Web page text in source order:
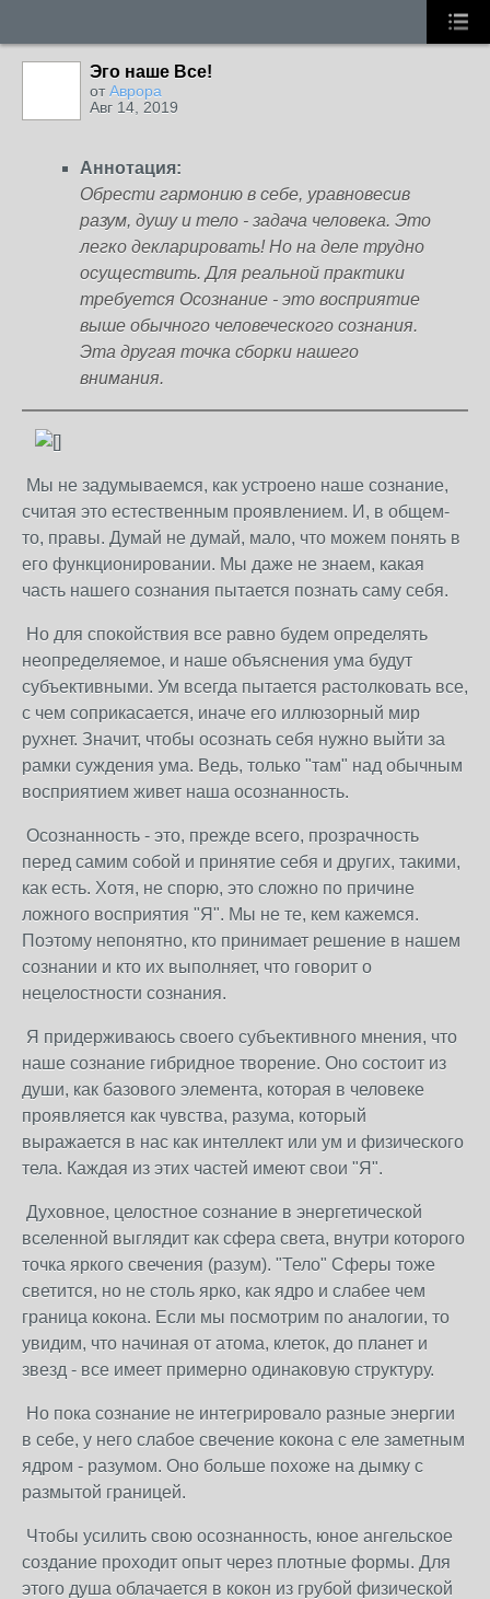
Эго наше Все!
отАврора
Авг 14, 2019
Аннотация:
Обрести гармонию в себе, уравновесив
разум, душу и тело - задача человека. Это
легко декларировать! Но на деле трудно
осуществить. Для реальной практики
требуется Осознание - это восприятие
выше обычного человеческого сознания.
Эта другая точка сборки нашего
внимания.
Мы не задумываемся, как устроено наше сознание,
считая это естественным проявлением. И, в общем-
то, правы. Думай не думай, мало, что можем понять в
его функционировании. Мы даже не знаем, какая
часть нашего сознания пытается познать саму себя.
Но для спокойствия все равно будем определять
неопределяемое, и наше объяснения ума будут
субъективными. Ум всегда пытается растолковать все,
с чем соприкасается, иначе его иллюзорный мир
рухнет. Значит, чтобы осознать себя нужно выйти за
рамки суждения ума. Ведь, только "там" над обычным
восприятием живет наша осознанность.
Осознанность - это, прежде всего, прозрачность
перед самим собой и принятие себя и других, такими,
как есть. Хотя, не спорю, это сложно по причине
ложного восприятия "Я". Мы не те, кем кажемся.
Поэтому непонятно, кто принимает решение в нашем
сознании и кто их выполняет, что говорит о
нецелостности сознания.
Я придерживаюсь своего субъективного мнения, что
наше сознание гибридное творение. Оно состоит из
души, как базового элемента, которая в человеке
проявляется как чувства, разума, который
выражается в нас как интеллект или ум и физического
тела. Каждая из этих частей имеют свои "Я".
Духовное, целостное сознание в энергетической
вселенной выглядит как сфера света, внутри которого
точка яркого свечения (разум). "Тело" Сферы тоже
светится, но не столь ярко, как ядро и слабее чем
граница кокона. Если мы посмотрим по аналогии, то
увидим, что начиная от атома, клеток, до планет и
звезд - все имеет примерно одинаковую структуру.
Но пока сознание не интегрировало разные энергии
в себе, у него слабое свечение кокона с еле заметным
ядром - разумом. Оно больше похоже на дымку с
размытой границей.
Чтобы усилить свою осознанность, юное ангельское
создание проходит опыт через плотные формы. Для
этого душа облачается в кокон из грубой физической